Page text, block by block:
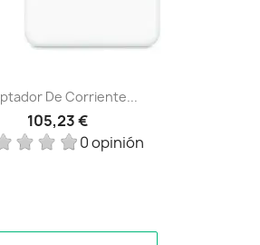
De Corriente...
105,23 €
0 opinión